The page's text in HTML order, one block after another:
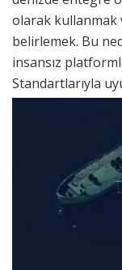
olarak
belirlemek. Bu
insansız
Standartlarıyla